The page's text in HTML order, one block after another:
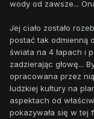
wody od zawsze...
Jej ciało zostało
postać tak odmienną
świata na 4 łapach i
zadzierając głowę...
opracowana przez
ludzkiej kultury na
aspektach od
pokazywała się w tej